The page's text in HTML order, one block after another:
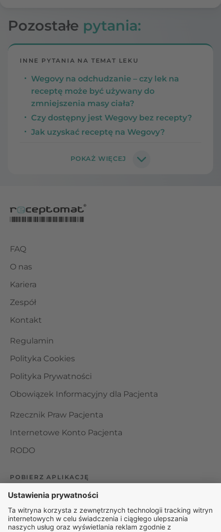
Pozostałe pytania:
INNE PYTANIA NA TEMAT LEKU
Wegovy na odchudzanie – czy lek na
receptę może być używany do
zmniejszenia masy ciała?
Czy dostępny jest Wegovy bez recepty?
Jak uzyskać receptę na Wegovy?
FAQ
O nas
Kariera
Zespół
Kontakt
Regulamin
Polityka Cookies
Polityka Prywatności
Obowiązek Informacyjny dla Pacjenta
Rzecznik Praw Pacjenta
Internetowe Konto Pacjenta
RODO
POBIERZ APLIKACJĘ
Organizator udzielania świadczeń telemedycznych jest